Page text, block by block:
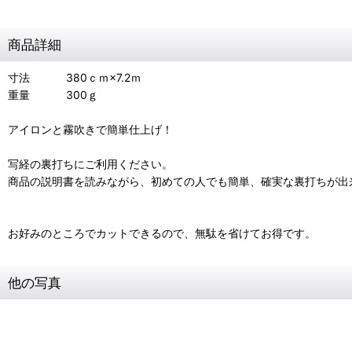
商品詳細
寸法 380ｃｍ×7.2ｍ
重量 300ｇ
アイロンと霧吹きで簡単仕上げ！
写経の裏打ちにご利用ください。
商品の説明書を読みながら、初めての人でも簡単、確実な裏打ちが出
お好みのところでカットできるので、無駄を省けてお得です。
他の写真